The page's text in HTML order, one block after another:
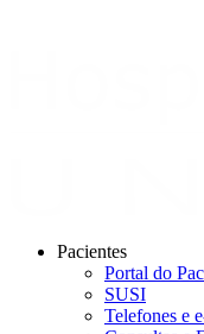
Pacientes
Portal do
SUSI
Telefones e